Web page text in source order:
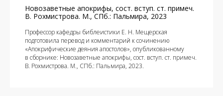
Новозаветные апокрифы, сост. вступ. ст. примеч.
В. Рохмистрова. М., СПб.: Пальмира, 2023
Профессор кафедры библеистики Е. Н. Мещерская
подготовила перевод и комментарий к сочинению
«Апокрифические деяния апостолов», опубликованному
в сборнике: Новозаветные апокрифы, сост. вступ. ст. примеч.
В. Рохмистрова. М., СПб.: Пальмира, 2023.